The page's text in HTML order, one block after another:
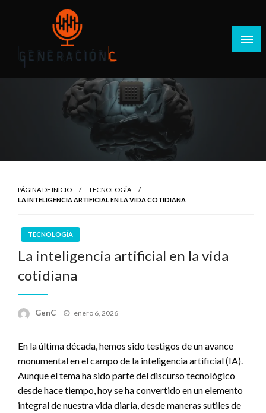
Generación C
PÁGINA DE INICIO
TECNOLOGÍA
LA INTELIGENCIA ARTIFICIAL EN LA VIDA COTIDIANA
TECNOLOGÍA
La inteligencia artificial en la vida
cotidiana
GenC
Publicado
enero 6, 2026
En la última década, hemos sido testigos de un avance
monumental en el campo de la inteligencia artificial (IA).
Aunque el tema ha sido parte del discurso tecnológico
desde hace tiempo, hoy se ha convertido en un elemento
integral de nuestra vida diaria, desde maneras sutiles de